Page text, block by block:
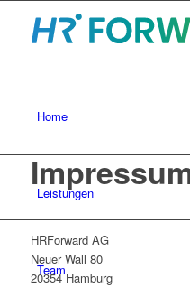
Home
Leistungen
Team
HRForward AG
Neuer Wall 80
20354 Hamburg